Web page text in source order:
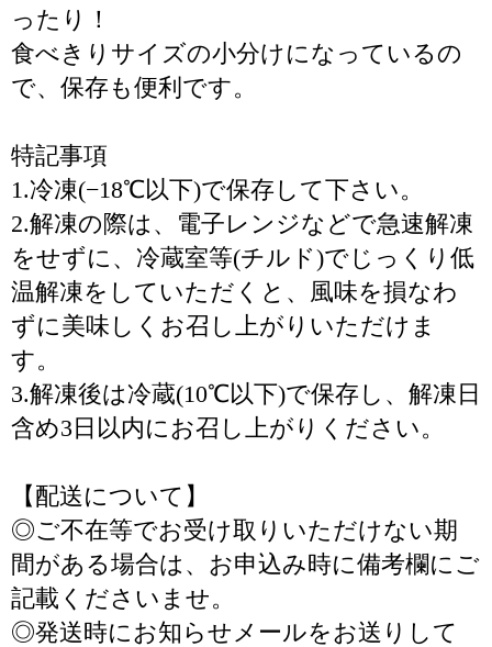
ったり！
食べきりサイズの小分けになっているの
で、保存も便利です。
特記事項
1.冷凍(−18℃以下)で保存して下さい。
2.解凍の際は、電子レンジなどで急速解凍
をせずに、冷蔵室等(チルド)でじっくり低
温解凍をしていただくと、風味を損なわ
ずに美味しくお召し上がりいただけま
す。
3.解凍後は冷蔵(10℃以下)で保存し、解凍日
含め3日以内にお召し上がりください。
【配送について】
◎ご不在等でお受け取りいただけない期
間がある場合は、お申込み時に備考欄にご
記載くださいませ。
◎発送時にお知らせメールをお送りして